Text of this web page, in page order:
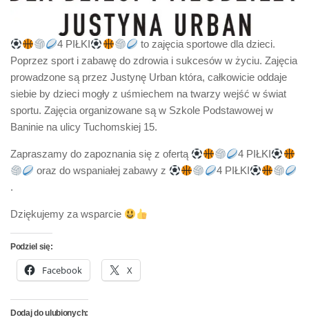
4 PIŁKI
to zajęcia sportowe dla dzieci.
Poprzez sport i zabawę do zdrowia i sukcesów w życiu. Zajęcia
prowadzone są przez Justynę Urban która, całkowicie oddaje
siebie by dzieci mogły z uśmiechem na twarzy wejść w świat
sportu. Zajęcia organizowane są w Szkole Podstawowej w
Baninie na ulicy Tuchomskiej 15.
Zapraszamy do zapoznania się z ofertą
4 PIŁKI
oraz do wspaniałej zabawy z
4 PIŁKI
.
Dziękujemy za wsparcie
Podziel się:
Facebook X
Dodaj do ulubionych: